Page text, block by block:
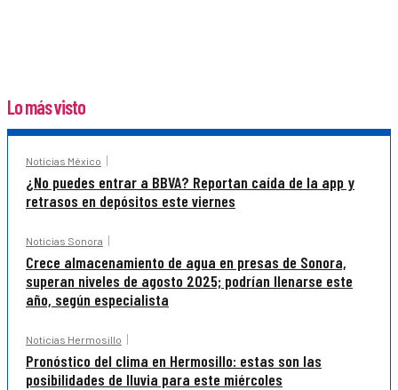
Lo más visto
Noticias México
¿No puedes entrar a BBVA? Reportan caída de la app y
retrasos en depósitos este viernes
Noticias Sonora
Crece almacenamiento de agua en presas de Sonora,
superan niveles de agosto 2025; podrían llenarse este
año, según especialista
Noticias Hermosillo
Pronóstico del clima en Hermosillo: estas son las
posibilidades de lluvia para este miércoles